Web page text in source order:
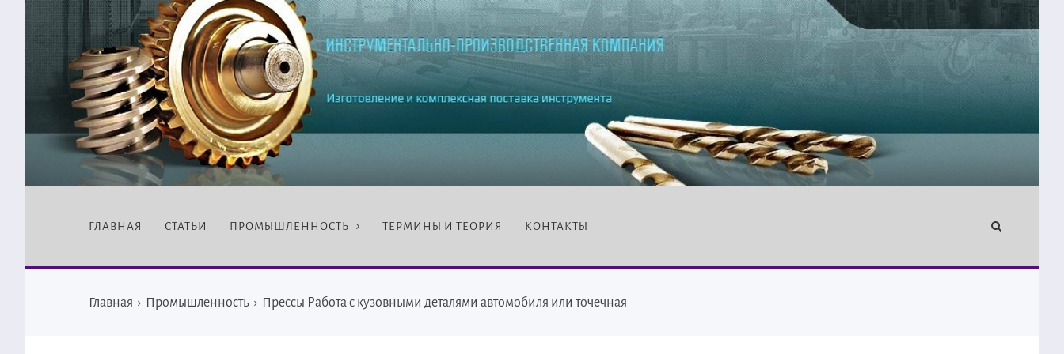
ГЛАВНАЯ СТАТЬИ ПРОМЫШЛЕННОСТЬ ТЕРМИНЫ И ТЕОРИЯ КОНТАКТЫ
Главная › Промышленность › Прессы Работа с кузовными деталями автомобиля или точечная